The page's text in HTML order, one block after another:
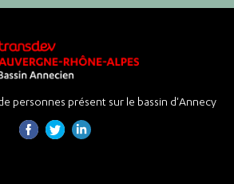
personnes présent sur le bassin d'Annecy